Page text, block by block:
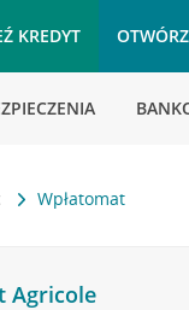
KREDYT
Wpłatomat
Agricole